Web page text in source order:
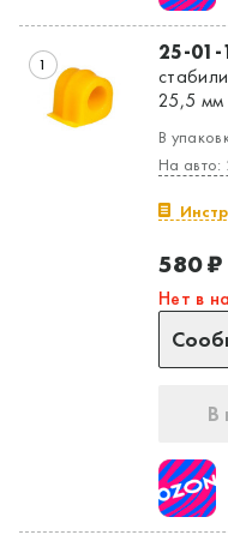
Да, верно
1 25-01-
25,5 мм
В
На авто:
580 ₽
Нет в
В